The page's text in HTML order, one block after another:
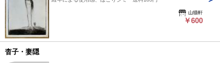
山猫軒
￥600
杳子・妻隠